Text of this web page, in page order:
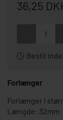
36,25
Bestil
Forlænger
Forlænger i
Længde: 32mm